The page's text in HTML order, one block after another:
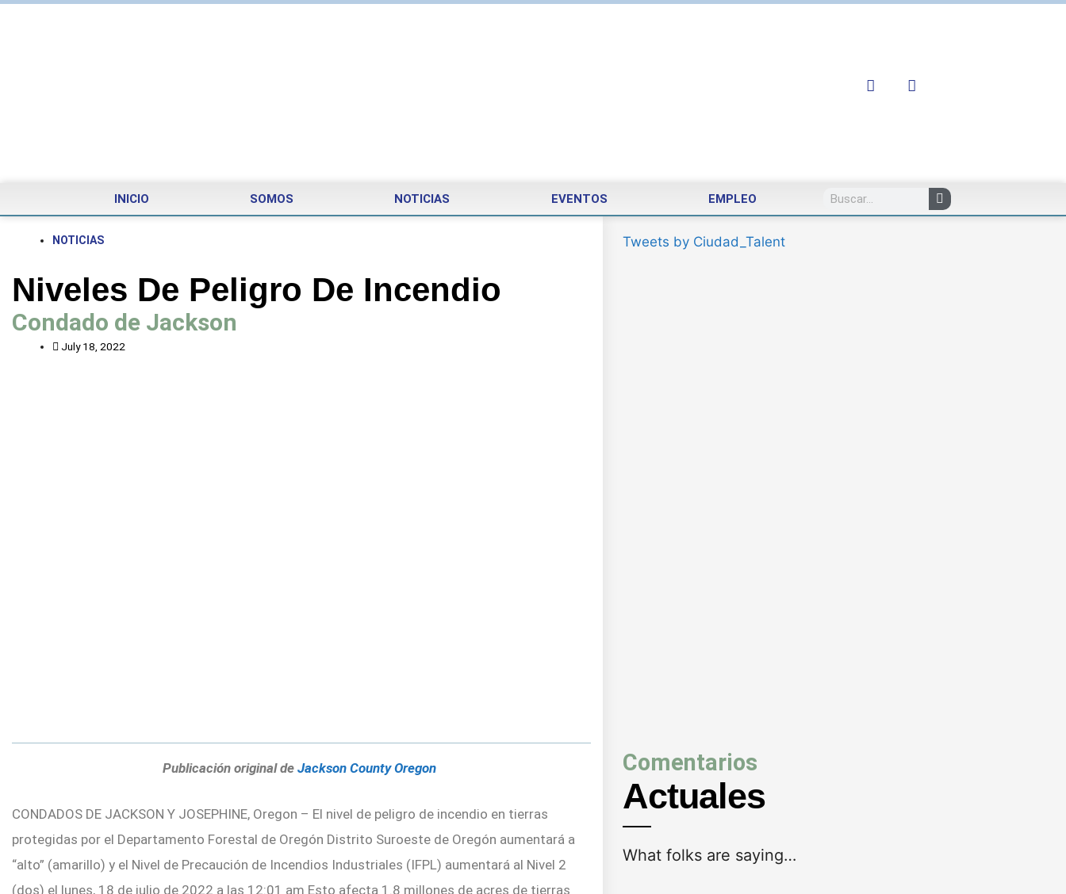
INICIO SOMOS NOTICIAS EVENTOS EMPLEO
NOTICIAS
Niveles De Peligro De Incendio
Condado de Jackson
July 18, 2022
Publicación original deJackson County Oregon
CONDADOS DE JACKSON Y JOSEPHINE, Oregon – El nivel de peligro de incendio en tierras
protegidas por el Departamento Forestal de Oregón Distrito Suroeste de Oregón aumentará a
“alto” (amarillo) y el Nivel de Precaución de Incendios Industriales (IFPL) aumentará al Nivel 2
(dos) el lunes, 18 de julio de 2022 a las 12:01 am Esto afecta 1.8 millones de acres de tierras
Tweets by Ciudad_Talent
Comentarios
Actuales
What folks are saying…